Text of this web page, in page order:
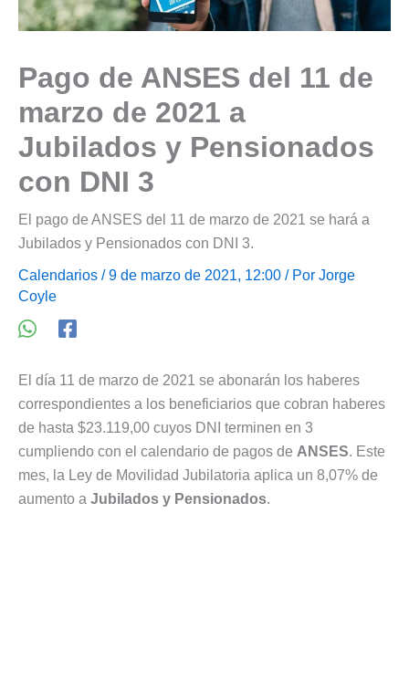
Pago de ANSES del 11 de
marzo de 2021 a
Jubilados y Pensionados
con DNI 3
El pago de ANSES del 11 de marzo de 2021 se hará a
Jubilados y Pensionados con DNI 3.
Calendarios / 9 de marzo de 2021, 12:00 / Por Jorge
Coyle
El día 11 de marzo de 2021 se abonarán los haberes
correspondientes a los beneficiarios que cobran haberes
de hasta $23.119,00 cuyos DNI terminen en 3
cumpliendo con el calendario de pagos de ANSES. Este
mes, la Ley de Movilidad Jubilatoria aplica un 8,07% de
aumento a Jubilados y Pensionados.